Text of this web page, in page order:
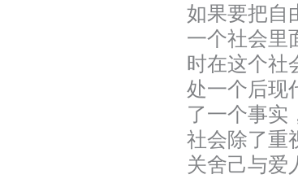
如果要把自
一个社会里
时在这个社
处一个后现
了一个事实
社会除了重
关舍己与爱